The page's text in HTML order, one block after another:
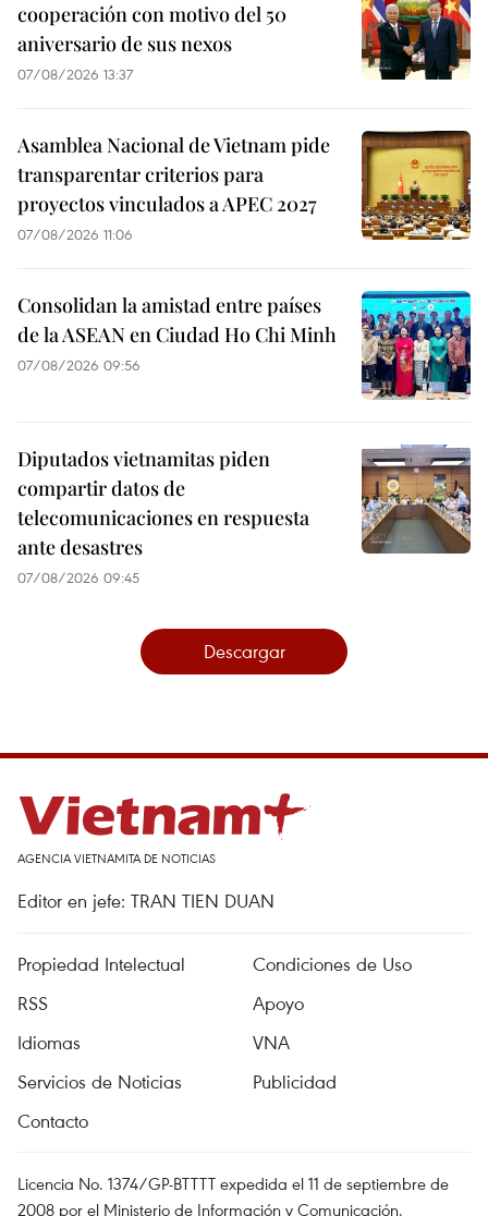
cooperación con motivo del 50
aniversario de sus nexos
07/08/2026 13:37
Asamblea Nacional de Vietnam pide
transparentar criterios para
proyectos vinculados a APEC 2027
07/08/2026 11:06
Consolidan la amistad entre países
de la ASEAN en Ciudad Ho Chi Minh
07/08/2026 09:56
Diputados vietnamitas piden
compartir datos de
telecomunicaciones en respuesta
ante desastres
07/08/2026 09:45
Descargar
AGENCIA VIETNAMITA DE NOTICIAS
Editor en jefe: TRAN TIEN DUAN
Propiedad Intelectual
Condiciones de Uso
RSS
Apoyo
Idiomas
VNA
Servicios de Noticias
Publicidad
Contacto
Licencia No. 1374/GP-BTTTT expedida el 11 de septiembre de
2008 por el Ministerio de Información y Comunicación.